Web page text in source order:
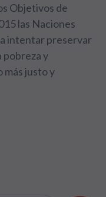
Objetivos de
las Naciones
intentar preservar
pobreza y
más justo y